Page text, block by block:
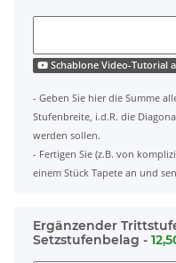
Schablone Video-Tutorial
- Geben Sie hier die Summe
Stufenbreite, i.d.R. die
werden sollen.
- Fertigen Sie (z.B. von
einem Stück Tapete an und
Ergänzender
Setzstufenbelag -